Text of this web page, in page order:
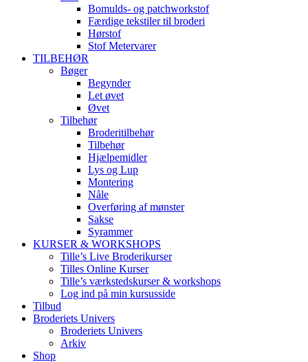
Bomulds- og patchworkstof
Færdige tekstiler til broderi
Hørstof
Stof Metervarer
TILBEHØR
Bøger
Begynder
Let øvet
Øvet
Tilbehør
Broderitilbehør
Tilbehør
Hjælpemidler
Lys og Lup
Montering
Nåle
Overføring af mønster
Sakse
Syrammer
KURSER & WORKSHOPS
Tille’s Live Broderikurser
Tilles Online Kurser
Tille’s værkstedskurser & workshops
Log ind på min kursusside
Tilbud
Broderiets Univers
Broderiets Univers
Arkiv
Shop